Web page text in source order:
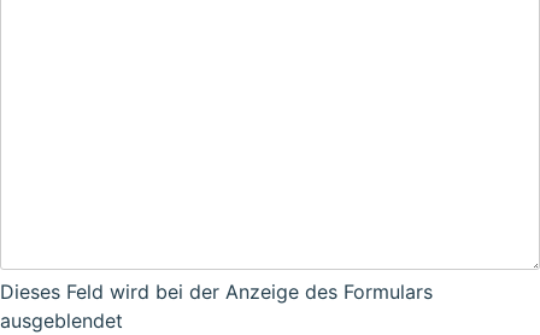
Dieses Feld wird bei der Anzeige des Formulars
ausgeblendet